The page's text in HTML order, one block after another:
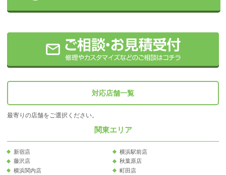
対応店舗一覧
最寄りの店舗をご選択ください。
関東エリア
新宿店
横浜駅前店
藤沢店
秋葉原店
横浜関内店
町田店